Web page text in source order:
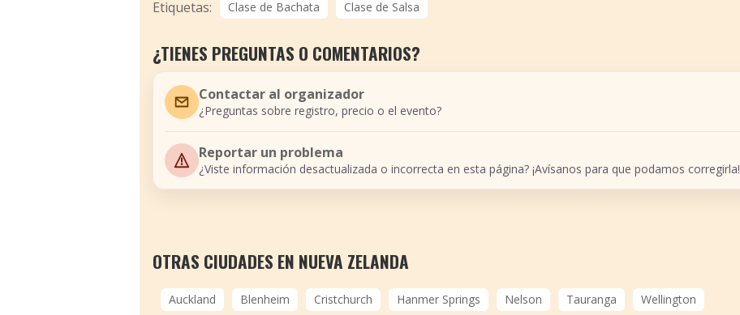
Etiquetas: Clase de Bachata Clase de Salsa
¿TIENES PREGUNTAS O COMENTARIOS?
Contactar al organizador
¿Preguntas sobre registro, precio o el evento?
Reportar un problema
¿Viste información desactualizada o incorrecta en esta página? ¡Avísanos para que podamos corregirla!
OTRAS CIUDADES EN NUEVA ZELANDA
Auckland Blenheim Cristchurch Hanmer Springs Nelson Tauranga Wellington